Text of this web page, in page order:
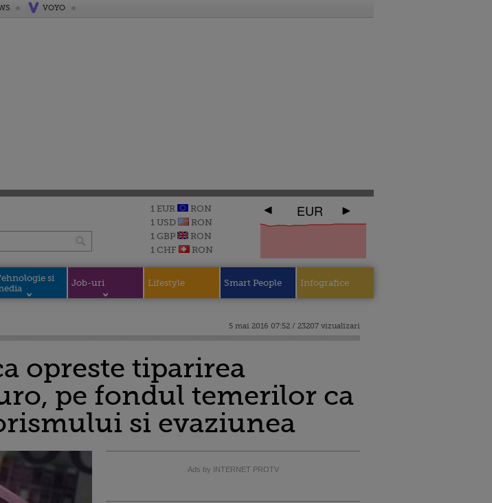
VOYO
1 EUR
RON
1 USD
RON
1 GBP
RON
1 CHF
RON
EUR
si
Job-uri Lifestyle Smart People Infografice
5 mai 2016 07:52 / 23207 vizualizari
opreste tiparirea
pe fondul temerilor ca
si evaziunea
Ads by INTERNET PROTV